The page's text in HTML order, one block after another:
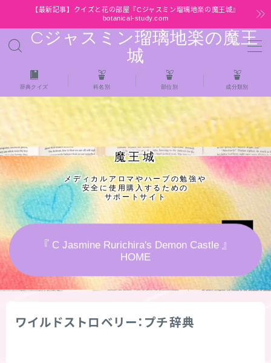
【最新記事】クイズと花の部屋『Cジャスミン瑠璃地楽の魔王城』
botanical-study.com
Cジャスミン瑠璃地楽の魔王
城
MENU
HOME
【最新】クイズと花の部屋
★全種/アロマハーブスパイス基材 プチ辞典ク
イズ＆プチ辞典
★アロマ検定＋αクイズ
★アロマハーブ傾向チェック
秘密部屋
辞典クイズ 科名別 部位別 成分類別
魔王城
メディカルアロマやハーブの勉強や
安全に使用購入するための
サポートサイト
『 C Jasmine Rurichira's Demon Castle 』
HOME
ワイルドストロベリー：プチ辞典